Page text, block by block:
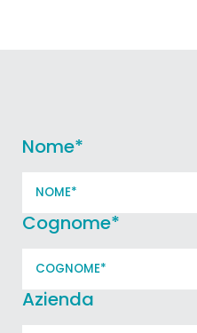
Nome*
Cognome*
Azienda